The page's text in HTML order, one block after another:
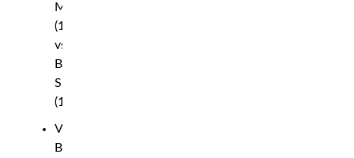
McConico
(185.6)
vs.
Baisangur
Susurkaev
(185.2)
Viacheslav
Borshchev